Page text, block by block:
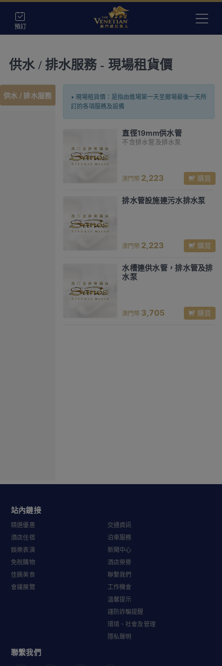
預訂
供水 / 排水服務 - 現場租貨價
供水 / 排水服務
• 現場租貨價：是指由進場第一天至撤場最後一天所
訂的各項服務及設備
直徑19mm供水管
不含排水管及排水泵
澳門幣 2,223 購買
排水管設施連污水排水泵
澳門幣 2,223 購買
水槽連供水管，排水管及排
水泵
澳門幣 3,705 購買
站內鏈接
精選優惠
酒店住宿
娛樂表演
免稅購物
佳餚美食
會議展覽
交通資訊
泊車服務
新聞中心
酒店榮譽
聯繫我們
工作機會
溫馨提示
謹防詐騙提醒
環境、社會及管理
隱私聲明
聯繫我們